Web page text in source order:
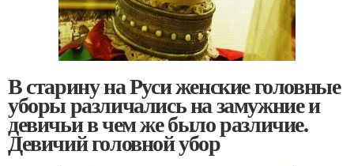
В старину на Руси женские головные
уборы различались на замужние и
девичьи в чем же было различие.
Девичий головной убор